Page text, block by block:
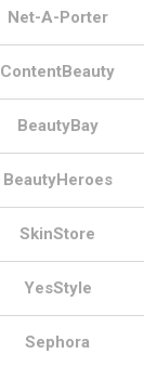
Net-A-Porter
ContentBeauty
BeautyBay
BeautyHeroes
SkinStore
YesStyle
Sephora